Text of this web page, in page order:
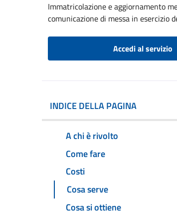
Immatricolazione e aggiornamento
comunicazione di messa in esercizio
Accedi al servizio
INDICE DELLA PAGINA
A chi è rivolto
Come fare
Costi
Cosa serve
Cosa si ottiene